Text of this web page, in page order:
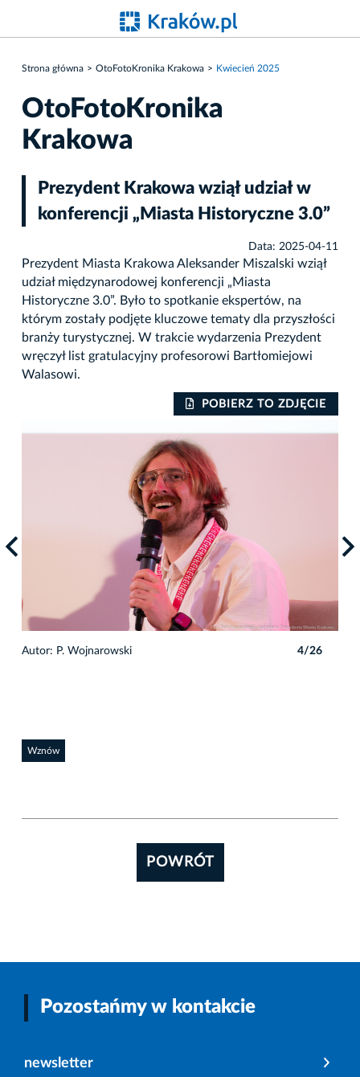
Strona główna OtoFotoKronika Krakowa Kwiecień 2025
OtoFotoKronika
Krakowa
Prezydent Krakowa wziął udział w
konferencji „Miasta Historyczne 3.0”
Data: 2025-04-11
Prezydent Miasta Krakowa Aleksander Miszalski wziął
udział międzynarodowej konferencji „Miasta
Historyczne 3.0”. Było to spotkanie ekspertów, na
którym zostały podjęte kluczowe tematy dla przyszłości
branży turystycznej. W trakcie wydarzenia Prezydent
wręczył list gratulacyjny profesorowi Bartłomiejowi
Walasowi.
POBIERZ TO ZDJĘCIE
Autor: P. Wojnarowski 4/26
Wznów
POWRÓT
Pozostańmy w kontakcie
newsletter